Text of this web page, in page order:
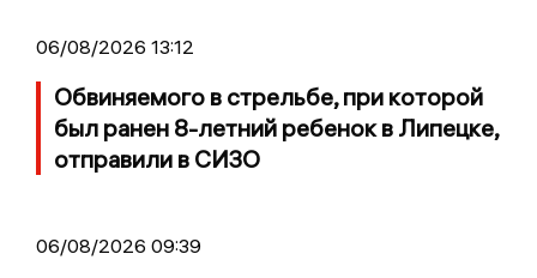
06/08/2026 13:12
Обвиняемого в стрельбе, при которой
был ранен 8-летний ребенок в Липецке,
отправили в СИЗО
06/08/2026 09:39